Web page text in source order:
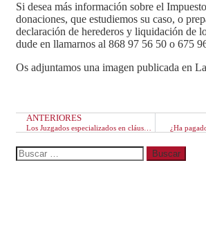
Si desea más información sobre el
donaciones, que estudiemos su caso, o
declaración de herederos y liquidación de
dude en llamarnos al 868 97 56 50 o 675
Os adjuntamos una imagen publicada en
ANTERIORES
¿Ha